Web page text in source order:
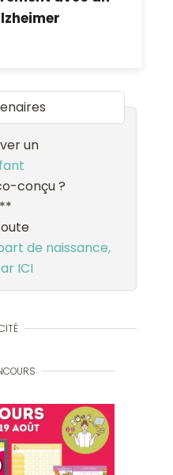
un
conçu ?
de naissance,
ICI